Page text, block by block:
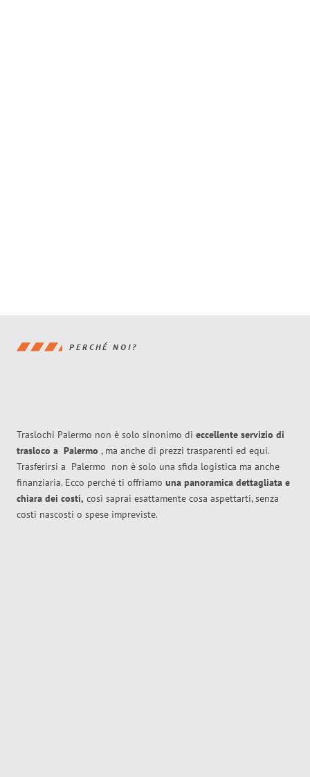
PERCHÉ NOI?
Traslochi Palermo non è solo sinonimo di eccellente servizio di
trasloco a Palermo , ma anche di prezzi trasparenti ed equi.
Trasferirsi a Palermo non è solo una sfida logistica ma anche
finanziaria. Ecco perché ti offriamo una panoramica dettagliata e
chiara dei costi, così saprai esattamente cosa aspettarti, senza
costi nascosti o spese impreviste.